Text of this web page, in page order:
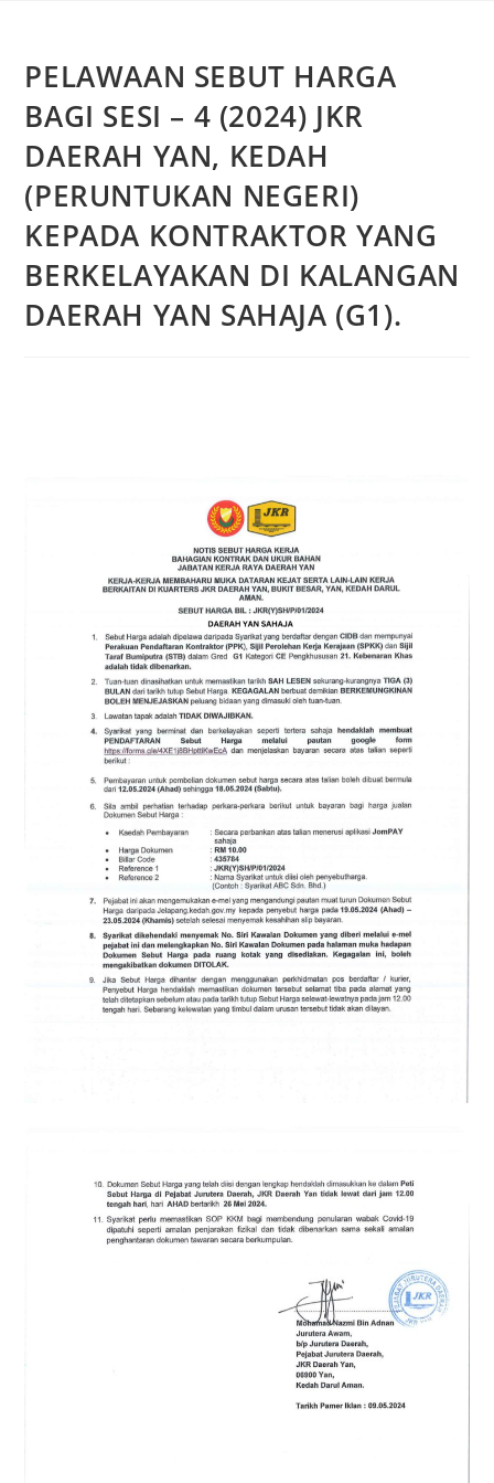
PELAWAAN SEBUT HARGA
BAGI SESI – 4 (2024) JKR
DAERAH YAN, KEDAH
(PERUNTUKAN NEGERI)
KEPADA KONTRAKTOR YANG
BERKELAYAKAN DI KALANGAN
DAERAH YAN SAHAJA (G1).